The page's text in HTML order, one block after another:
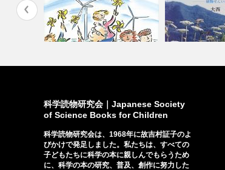
書店、201…
日本図書、1…
科学読物研究会｜Japanese Society
of Science Books for Children
科学読物研究会は、1968年に故吉村証子のよ
びかけで発足しました。私たちは、すべての
子どもたちに科学の本に親しんでもらうため
に、科学の本の研究、普及、創作に努力した